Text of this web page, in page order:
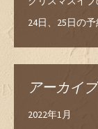
24日、25日の
アーカイブ
2022年1月